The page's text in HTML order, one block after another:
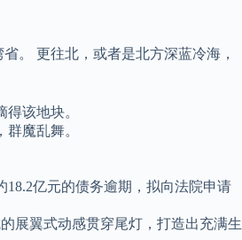
。 更往北，或者是北方深蓝冷海，
该地块。
魔乱舞。
亿元的债务逾期，拟向法院申请
展翼式动感贯穿尾灯，打造出充满生